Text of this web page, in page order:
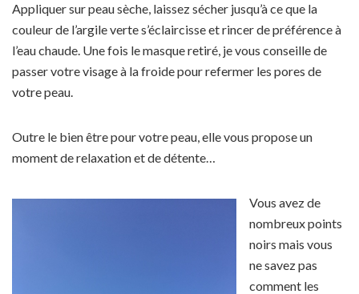
Appliquer sur peau sèche, laissez sécher jusqu’à ce que la
couleur de l’argile verte s’éclaircisse et rincer de préférence à
l’eau chaude. Une fois le masque retiré, je vous conseille de
passer votre visage à la froide pour refermer les pores de
votre peau.
Outre le bien être pour votre peau, elle vous propose un
moment de relaxation et de détente…
Vous avez de
nombreux points
noirs mais vous
ne savez pas
comment les